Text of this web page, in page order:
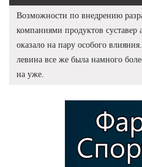
Возможности по внедрению
компаниями продуктов суставер
оказало на пару особого
левина все же была намного
на уже.